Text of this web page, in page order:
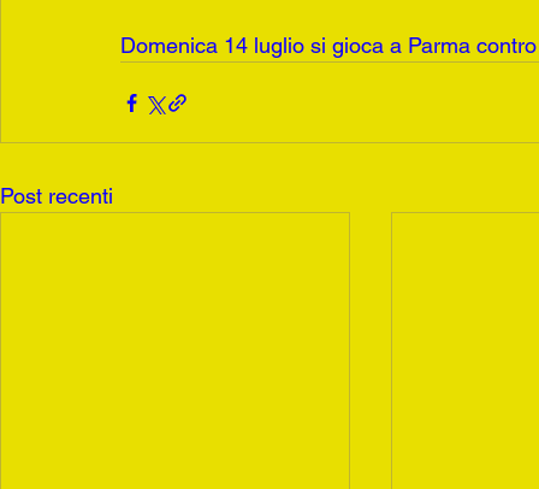
Domenica 14 luglio si gioca a Parma
Post recenti